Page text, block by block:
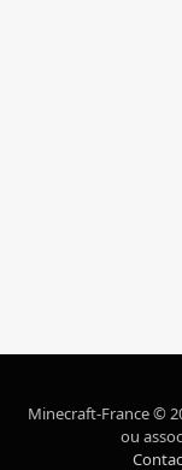
Minecraft-France ©
ou